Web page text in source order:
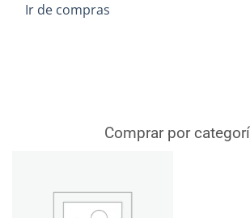
Ir de compras
Comprar por